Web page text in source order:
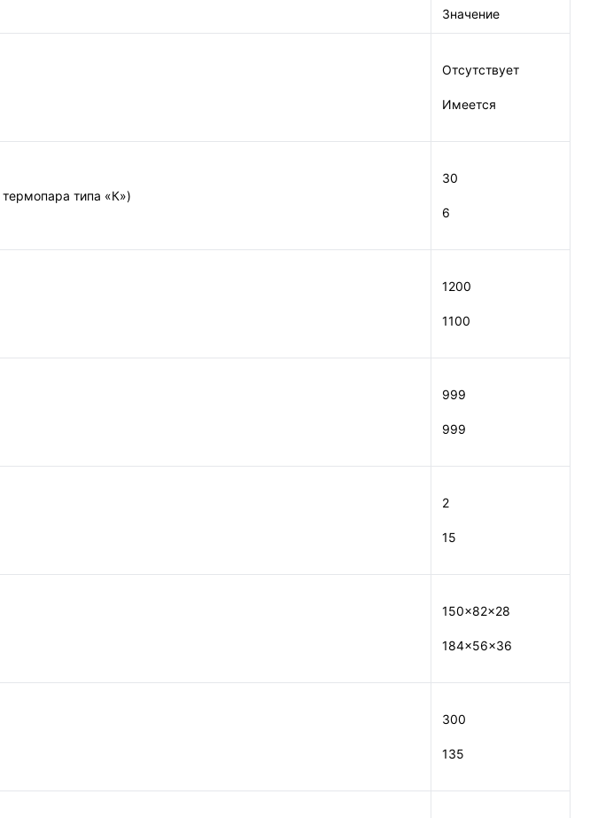
Значение
Отсутствует
Имеется
типа «К»)
30
6
1200
1100
999
999
2
15
150×82×28
184×56×36
300
135